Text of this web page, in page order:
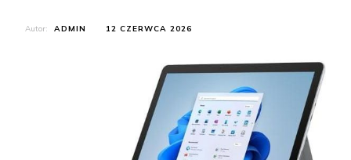
Autor: ADMIN 12 CZERWCA 2026